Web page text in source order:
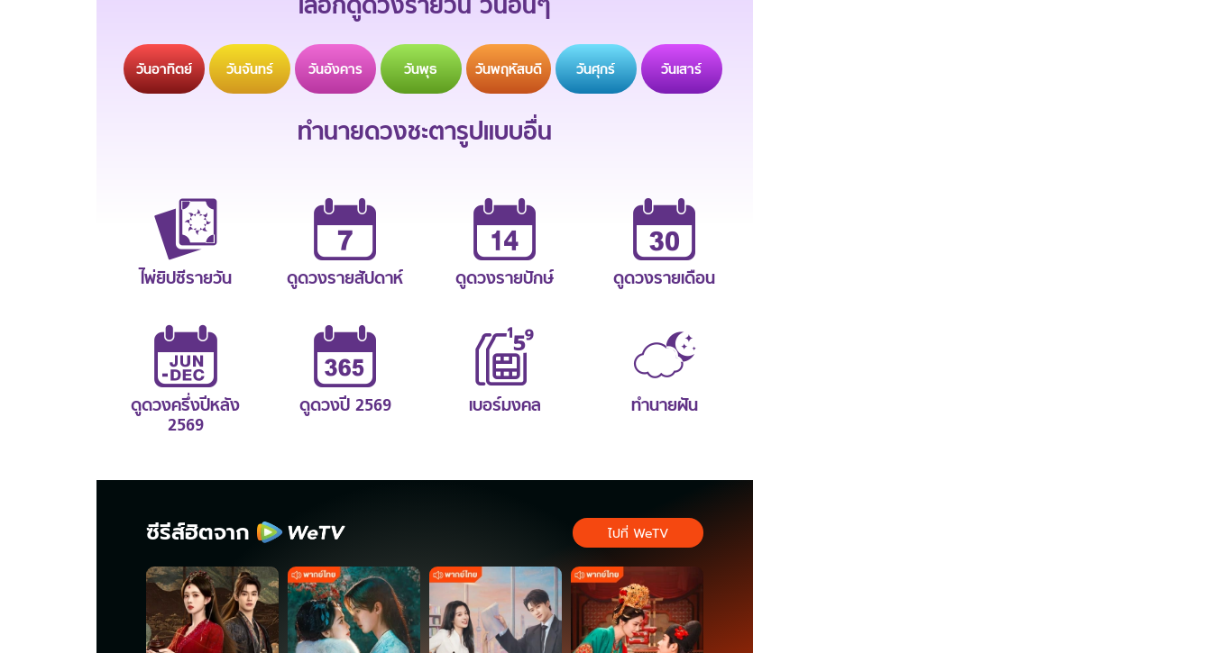
วันอาทิตย์ วันจันทร์ วันอังคาร วันพุธ วันพฤหัสบดี วันศุกร์ วันเสาร์
ทำนายดวงชะตารูปแบบอื่น
ไพ่ยิปซีรายวัน ดูดวงรายสัปดาห์ ดูดวงรายปักษ์ ดูดวงรายเดือน
ดูดวงครึ่งปีหลัง
2569
ดูดวงปี 2569 เบอร์มงคล ทำนายฝัน
ซีรีส์ฮิตจาก ไปที่ WeTV